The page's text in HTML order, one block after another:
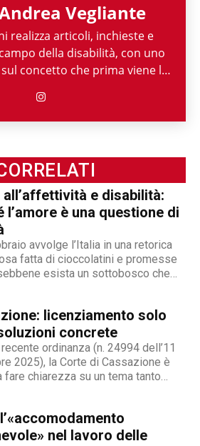
Vegliante
realizza articoli, inchieste e
della disabilità, con uno
concetto che prima viene la
associazionistico italiano
Angelo Andrea Vegliante ha
eclettiche che gli
spaziare tra giornalismo,
speakeraggio radiofonico. La
è da sempre al servizio
fa portavoce delle fasce più
spinto dall'irrefrenabile
sete di verità lo
per la dedizione al fact
nostro magazine online.
e disabilità:
l’amore è una questione di
avvolge l’Italia in una retorica
fatta di cioccolatini e promesse
esista un sottobosco che
commerciale né un dato di di fatto,
licenziamento solo
concrete
ordinanza (n. 24994 dell’11
2025), la Corte di Cassazione è
fare chiarezza su un tema tanto
di una sopraggiunta disabilità,
nel lavoro delle